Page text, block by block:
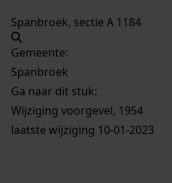
Spanbroek, sectie A 1184
Gemeente:
Spanbroek
Ga naar dit stuk:
Wijziging voorgevel, 1954
laatste wijziging 10-01-2023